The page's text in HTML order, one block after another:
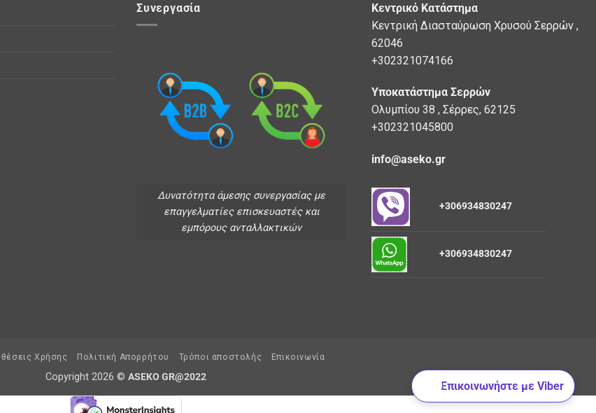
Συνεργασία
Δυνατότητα άμεσης συνεργασίας με
επαγγελματίες επισκευαστές και
εμπόρους ανταλλακτικών
Κεντρικό Κατάστημα
Κεντρική Διασταύρωση Χρυσού Σερρών ,
62046
+302321074166
Υποκατάστημα Σερρών
Ολυμπίου 38 , Σέρρες, 62125
+302321045800
info@aseko.gr
+306934830247
+306934830247
Χρήσης Πολιτική Απορρήτου Τρόποι αποστολής Επικοινωνία
Copyright 2026 © ASEKO GR@2022
Επικοινωνήστε με Viber